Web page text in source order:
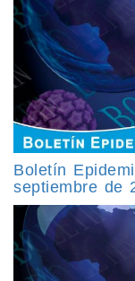
Boletín
septiembre de